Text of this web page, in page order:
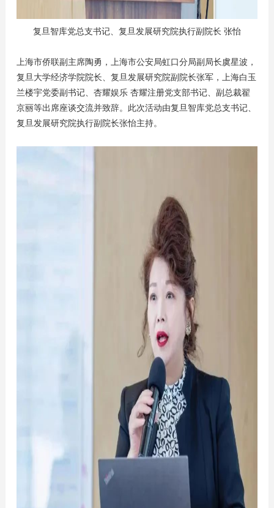
复旦智库党总支书记、复旦发展研究院执行副院长 张怡
上海市侨联副主席陶勇，上海市公安局虹口分局副局长虞星波，
复旦大学经济学院院长、复旦发展研究院副院长张军，上海白玉
兰楼宇党委副书记、杏耀娱乐 杏耀注册党支部书记、副总裁翟
京丽等出席座谈交流并致辞。此次活动由复旦智库党总支书记、
复旦发展研究院执行副院长张怡主持。